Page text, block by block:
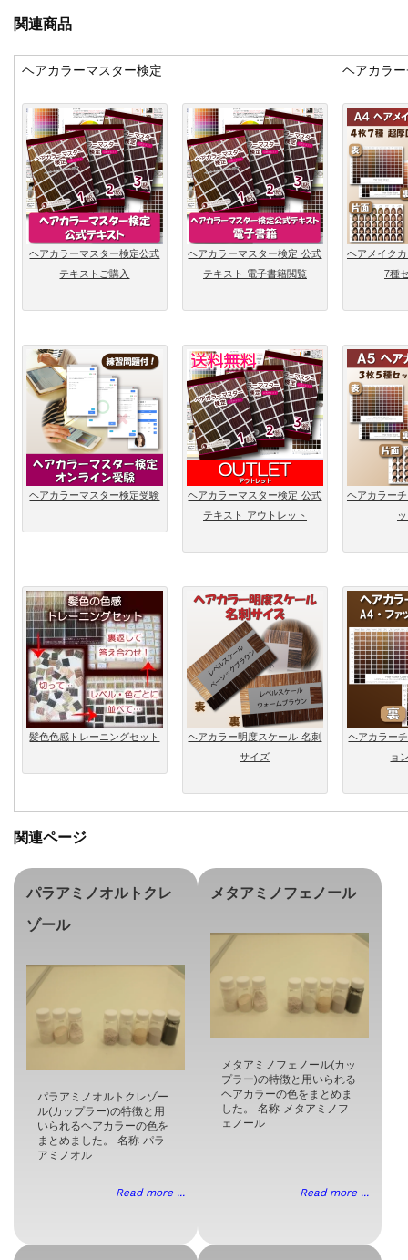
関連商品
ヘアカラーマスター検定 ヘアカラ
ヘアカラーマスター検定公式
テキストご購入
ヘアカラーマスター検定 公式
テキスト 電子書籍閲覧
ヘアメイク
7種
ヘアカラーマスター検定受験
ヘアカラーマスター検定 公式
テキスト アウトレット
ヘアカラー
髪色色感トレーニングセット
ヘアカラー明度スケール 名刺
サイズ
ヘアカラー
ョ
関連ページ
パラアミノオルトクレ
ゾール
パラアミノオルトクレゾー
ル(カップラー)の特徴と用
いられるヘアカラーの色を
まとめました。 名称 パラ
アミノオル
Read more ...
メタアミノフェノール
メタアミノフェノール(カッ
プラー)の特徴と用いられる
ヘアカラーの色をまとめま
した。 名称 メタアミノフ
ェノール
Read more ...